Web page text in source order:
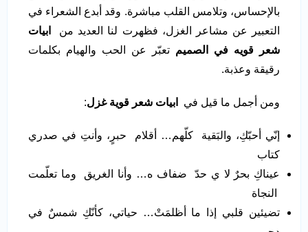
بالإحساس، وتلامس القلب مباشرة. وقد أبدع الشعراء في
التعبير عن مشاعر الغزل، فظهرت لنا العديد من
ابيات
شعر قويه في الصميم تعبّر عن الحب والهيام بكلمات
رقيقة وعذبة.
ومن أجمل ما قيل في ابيات شعر قوية غزل:
إنّي أحبّكِ، والبَقية كلّهم… أقلام حبرٍ، وأنتِ في صدري
كتاب
عيناكِ بحرٌ لا ي حدّ ضفاف ه… وأنا الغريق وما تعلّمت
النجاة
تضيئين قلبي إذا ما أظلمَتْ… حياتي، كأنّكِ شمسٌ في